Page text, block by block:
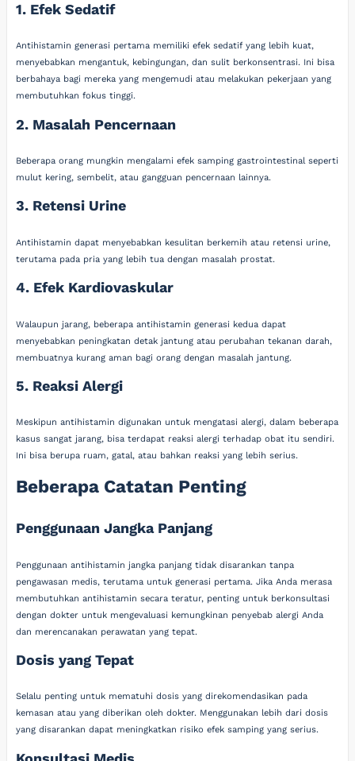
1. Efek Sedatif
Antihistamin generasi pertama memiliki efek sedatif yang lebih kuat,
menyebabkan mengantuk, kebingungan, dan sulit berkonsentrasi. Ini bisa
berbahaya bagi mereka yang mengemudi atau melakukan pekerjaan yang
membutuhkan fokus tinggi.
2. Masalah Pencernaan
Beberapa orang mungkin mengalami efek samping gastrointestinal seperti
mulut kering, sembelit, atau gangguan pencernaan lainnya.
3. Retensi Urine
Antihistamin dapat menyebabkan kesulitan berkemih atau retensi urine,
terutama pada pria yang lebih tua dengan masalah prostat.
4. Efek Kardiovaskular
Walaupun jarang, beberapa antihistamin generasi kedua dapat
menyebabkan peningkatan detak jantung atau perubahan tekanan darah,
membuatnya kurang aman bagi orang dengan masalah jantung.
5. Reaksi Alergi
Meskipun antihistamin digunakan untuk mengatasi alergi, dalam beberapa
kasus sangat jarang, bisa terdapat reaksi alergi terhadap obat itu sendiri.
Ini bisa berupa ruam, gatal, atau bahkan reaksi yang lebih serius.
Beberapa Catatan Penting
Penggunaan Jangka Panjang
Penggunaan antihistamin jangka panjang tidak disarankan tanpa
pengawasan medis, terutama untuk generasi pertama. Jika Anda merasa
membutuhkan antihistamin secara teratur, penting untuk berkonsultasi
dengan dokter untuk mengevaluasi kemungkinan penyebab alergi Anda
dan merencanakan perawatan yang tepat.
Dosis yang Tepat
Selalu penting untuk mematuhi dosis yang direkomendasikan pada
kemasan atau yang diberikan oleh dokter. Menggunakan lebih dari dosis
yang disarankan dapat meningkatkan risiko efek samping yang serius.